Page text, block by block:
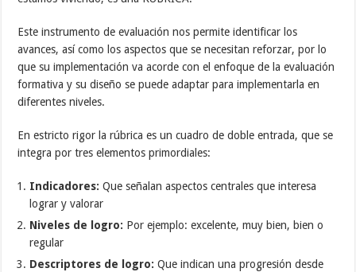
Este instrumento de evaluación nos permite identificar los
avances, así como los aspectos que se necesitan reforzar, por lo
que su implementación va acorde con el enfoque de la evaluación
formativa y su diseño se puede adaptar para implementarla en
diferentes niveles.
En estricto rigor la rúbrica es un cuadro de doble entrada, que se
integra por tres elementos primordiales:
Indicadores: Que señalan aspectos centrales que interesa
lograr y valorar
Niveles de logro: Por ejemplo: excelente, muy bien, bien o
regular
Descriptores de logro: Que indican una progresión desde